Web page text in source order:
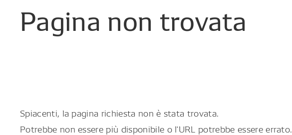
Pagina non trovata
Spiacenti, la pagina richiesta non è stata trovata.
Potrebbe non essere più disponibile o l'URL potrebbe essere errato.